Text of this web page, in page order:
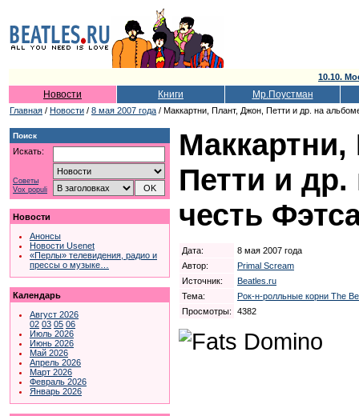
10.10.
Новости Книги Мр.Поустман
Главная / Новости / 8 мая 2007 года / Маккартни, Плант, Джон, Петти и др. на
Поиск
Искать:
Советы
Vox populi
Новости
Анонсы
Новости Usenet
«Перлы» телевидения, радио и
прессы о музыке…
Календарь
Август 2026
02 03 05 06
Июль 2026
Июнь 2026
Май 2026
Апрель 2026
Март 2026
Февраль 2026
Январь 2026
Петти и
честь
Дата:
8 мая 2007 года
Автор:
Primal Scream
Источник:
Beatles.ru
Тема:
Рок-н-ролльные корни The
Просмотры:
4382